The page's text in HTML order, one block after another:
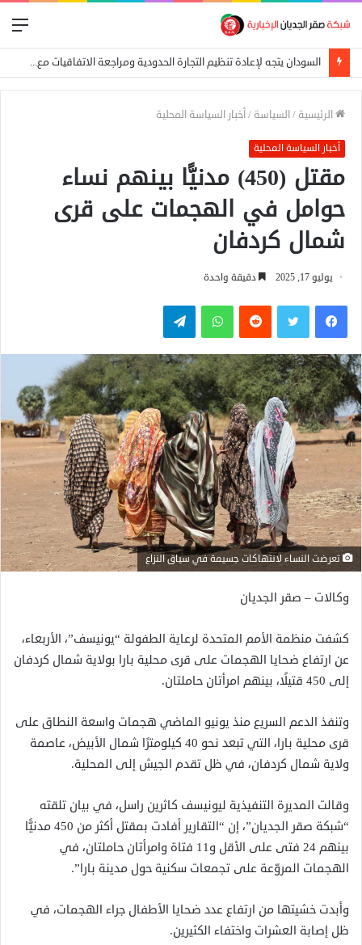
السودان يتجه لإعادة تنظيم التجارة الحدودية ومراجعة الاتفاقيات مع دول الجوار
الرئيسية /السياسة /أخبار السياسة المحلية
أخبار السياسة المحلية
مقتل (450) مدنيًّا بينهم نساء
حوامل في الهجمات على قرى
شمال كردفان
يوليو 17, 2025 دقيقة واحدة
فيسبوكتويتر واتساب تيلقرام
تعرضت النساء لانتهاكات جسيمة في سياق النزاع
وكالات – صقر الجديان
كشفت منظمة الأمم المتحدة لرعاية الطفولة “يونيسف”، الأربعاء،
عن ارتفاع ضحايا الهجمات على قرى محلية بارا بولاية شمال كردفان
إلى 450 قتيلًا، بينهم امرأتان حاملتان.
وتنفذ الدعم السريع منذ يونيو الماضي هجمات واسعة النطاق على
قرى محلية بارا، التي تبعد نحو 40 كيلومترًا شمال الأبيض، عاصمة
ولاية شمال كردفان، في ظل تقدم الجيش إلى المحلية.
وقالت المديرة التنفيذية ليونيسف كاثرين راسل، في بيان تلقته
“شبكة صقر الجديان”، إن “التقارير أفادت بمقتل أكثر من 450 مدنيًّا
بينهم 24 فتى على الأقل و11 فتاة وامرأتان حاملتان، في
الهجمات المروّعة على تجمعات سكنية حول مدينة بارا”.
وأبدت خشيتها من ارتفاع عدد ضحايا الأطفال جراء الهجمات، في
ظل إصابة العشرات واختفاء الكثيرين.